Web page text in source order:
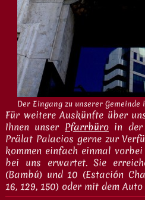
Der Eingang zu unserer Gemeinde
Für weitere Auskünfte über
Ihnen unser Pfarrbüroin der
Prälat Palacios gerne zur
kommen einfach einmal
bei uns erwartet. Sie
(Bambú) und 10 (Estación
16, 129, 150) oder mit dem